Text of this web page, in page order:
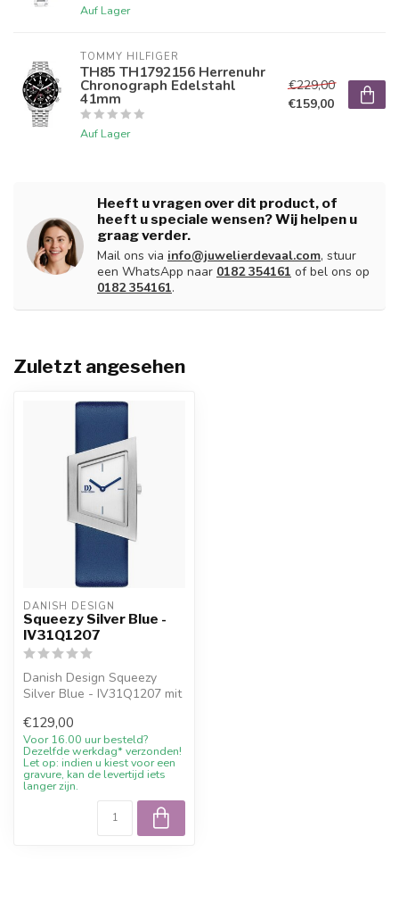
Auf Lager
TOMMY HILFIGER
TH85 TH1792156 Herrenuhr
Chronograph Edelstahl
41mm
Auf Lager
€229,00
€159,00
Heeft u vragen over dit product, of
heeft u speciale wensen? Wij helpen u
graag verder.
Mail ons via info@juwelierdevaal.com, stuur
een WhatsApp naar 0182 354161 of bel ons op
0182 354161.
Zuletzt angesehen
DANISH DESIGN
Squeezy Silver Blue -
IV31Q1207
Danish Design Squeezy
Silver Blue - IV31Q1207 mit
und pers...
€129,00
Voor 16.00 uur besteld?
Dezelfde werkdag* verzonden!
Let op: indien u kiest voor een
gravure, kan de levertijd iets
langer zijn.